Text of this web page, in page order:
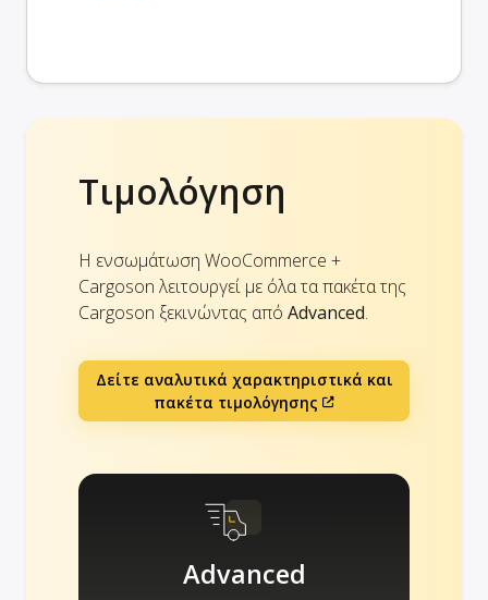
Τιμολόγηση
Η ενσωμάτωση WooCommerce +
Cargoson λειτουργεί με όλα τα πακέτα της
Cargoson ξεκινώντας από Advanced.
Δείτε αναλυτικά χαρακτηριστικά και
πακέτα τιμολόγησης
Advanced